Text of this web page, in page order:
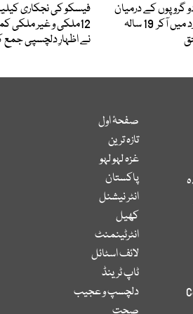
گروپوں کے درمیان
فائرنگ کی زد میں آکر 19 سالہ
فیسکو کی نجکاری
12ملکی و غیر ملکی
نے اظہارِ دلچسپی جمع
صفحۂ اول
تازہ ترین
غزہ لہو لہو
پاکستان
انٹر نیشنل
کھیل
انٹرٹینمنٹ
لائف اسٹائل
ٹاپ ٹرینڈ
دلچسپ و عجیب